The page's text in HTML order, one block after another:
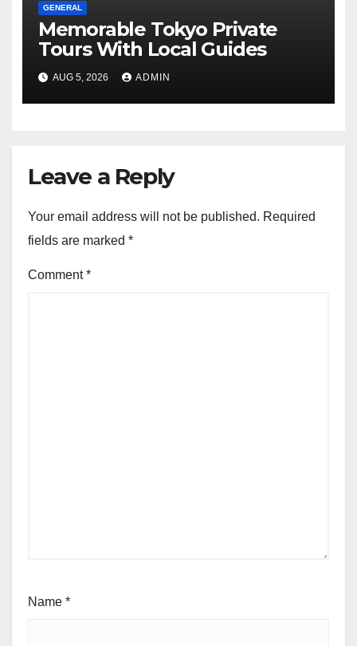
GENERAL
Memorable Tokyo Private
Tours With Local Guides
AUG 5, 2026 ADMIN
Leave a Reply
Your email address will not be published. Required
fields are marked *
Comment*
Name *